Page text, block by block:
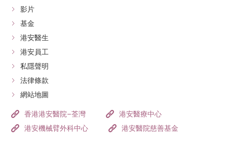
影片
基金
港安醫生
港安員工
私隱聲明
法律條款
網站地圖
香港港安醫院–荃灣
港安醫療中心
港安機械臂外科中心
港安醫院慈善基金